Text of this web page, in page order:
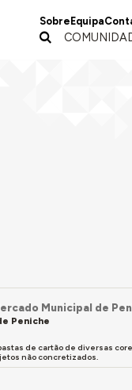
Sobre Equipa
Municipal de
Peniche
de cartão de diversas
não concretizados.